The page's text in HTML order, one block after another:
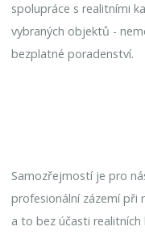
spolupráce s realitními
vybraných objektů -
bezplatné poradenství.
Samozřejmostí je pro
profesionální zázemí při
a to bez účasti realitních